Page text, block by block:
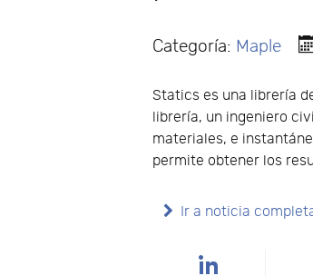
Categoría: Maple
Statics es una librería
librería, un ingeniero
materiales, e
permite obtener los
Ir a noticia